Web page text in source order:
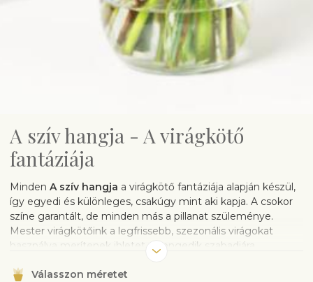
A szív hangja - A virágkötő
fantáziája
Minden A szív hangja a virágkötő fantáziája alapján készül,
így egyedi és különleges, csakúgy mint aki kapja. A csokor
színe garantált, de minden más a pillanat szüleménye.
Mester virágkötőink a legfrissebb, szezonális virágokat
használva merítenek ihletet és engedik szabadjára
kézhez kapja a gyönyörű csokrot!
Válasszon méretet